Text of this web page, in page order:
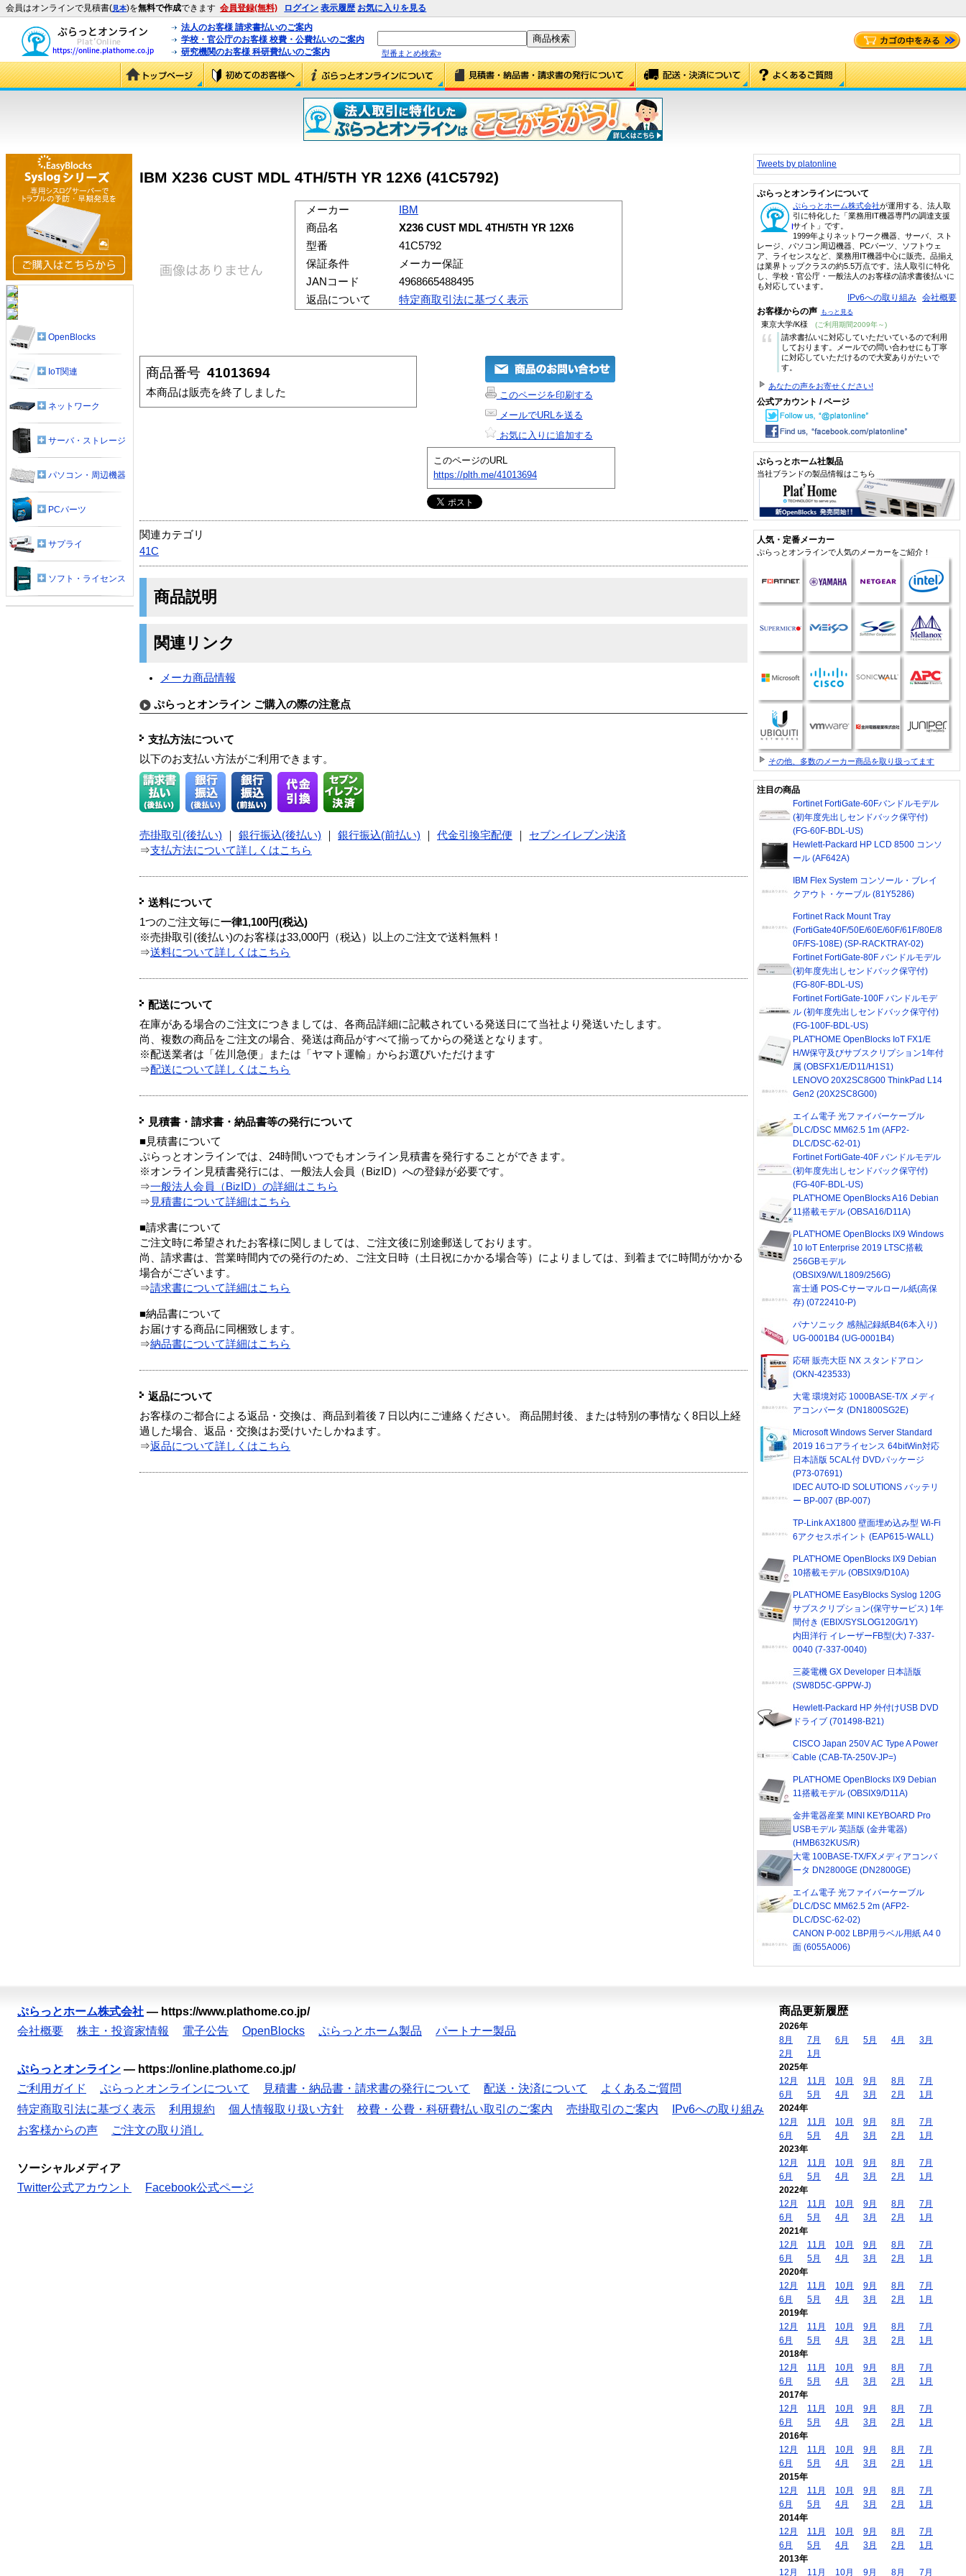
会員はオンラインで見積書(見本)を無料で作成できます 会員登録(無料) ログイン 表示履歴 お気に入りを見る
法人のお客様 請求書払いのご案内
学校・官公庁のお客様 校費・公費払いのご案内
研究機関のお客様 科研費払いのご案内
型番まとめ検索»
IBM X236 CUST MDL 4TH/5TH YR 12X6 (41C5792)
メーカー
IBM
商品名
X236 CUST MDL 4TH/5TH YR 12X6
型番
41C5792
保証条件
メーカー保証
JANコード
4968665488495
返品について
特定商取引法に基づく表示
商品番号 41013694
本商品は販売を終了しました
このページを印刷する
メールでURLを送る
お気に入りに追加する
このページのURL
https://plth.me/41013694
関連カテゴリ
41C
商品説明
関連リンク
メーカ商品情報
ぷらっとオンライン ご購入の際の注意点
支払方法について
以下のお支払い方法がご利用できます。
売掛取引(後払い) 銀行振込(後払い) 銀行振込(前払い) 代金引換宅配便
セブンイレブン決済
⇒支払方法について詳しくはこちら
送料について
1つのご注文毎に一律1,100円(税込)
※売掛取引(後払い)のお客様は33,000円（税込）以上のご注文で送料無料！
⇒送料について詳しくはこちら
配送について
在庫がある場合のご注文につきましては、各商品詳細に記載されている発送日にて当社より発送いたします。
尚、複数の商品をご注文の場合、発送は商品がすべて揃ってからの発送となります。
※配送業者は「佐川急便」または「ヤマト運輸」からお選びいただけます
⇒配送について詳しくはこちら
見積書・請求書・納品書等の発行について
■見積書について
ぷらっとオンラインでは、24時間いつでもオンライン見積書を発行することができます。
※オンライン見積書発行には、一般法人会員（BizID）への登録が必要です。
⇒一般法人会員（BizID）の詳細はこちら
⇒ 見積書について詳細はこちら
■請求書について
ご注文時に希望されたお客様に関しましては、ご注文後に別途郵送しております。
尚、請求書は、営業時間内での発行のため、ご注文日時（土日祝にかかる場合等）によりましては、到着までに時間がかかる
場合がございます。
⇒請求書について詳細はこちら
■納品書について
お届けする商品に同梱致します。
⇒納品書について詳細はこちら
返品について
お客様のご都合による返品・交換は、商品到着後７日以内にご連絡ください。 商品開封後、または特別の事情なく8日以上経
過した場合、返品・交換はお受けいたしかねます。
⇒返品について詳しくはこちら
OpenBlocks
IoT関連
ネットワーク
サーバ・ストレージ
パソコン・周辺機器
PCパーツ
サプライ
ソフト・ライセンス
Tweets by platonline
ぷらっとオンラインについて
ぷらっとホーム株式会社が運用する、法人取
引に特化した「業務用IT機器専門の調達支援
サイト」です。
1999年よりネットワーク機器、サーバ、スト
レージ、パソコン周辺機器、PCパーツ、ソフトウェ
ア、ライセンスなど、業務用IT機器中心に販売。品揃え
は業界トップクラスの約5.5万点です。法人取引に特化
し、学校・官公庁・一般法人のお客様の請求書後払いに
も対応しています。
IPv6への取り組み 会社概要
お客様からの声 もっと見る
東京大学/K様 (ご利用期間2009年～)
“
請求書払いに対応していただいているので利用
しております。メールでの問い合わせにも丁寧
に対応していただけるので大変ありがたいで
す。
あなたの声をお寄せください!
公式アカウント / ページ
ぷらっとホーム社製品
当社ブランドの製品情報はこちら
人気・定番メーカー
ぷらっとオンラインで人気のメーカーをご紹介！
その他、多数のメーカー商品を取り扱ってます
注目の商品
Fortinet FortiGate-60Fバンドルモデル
(初年度先出しセンドバック保守付)
(FG-60F-BDL-US)
Hewlett-Packard HP LCD 8500 コンソ
ール (AF642A)
IBM Flex System コンソール・ブレイ
クアウト・ケーブル (81Y5286)
Fortinet Rack Mount Tray
(FortiGate40F/50E/60E/60F/61F/80E/8
0F/FS-108E) (SP-RACKTRAY-02)
Fortinet FortiGate-80F バンドルモデル
(初年度先出しセンドバック保守付)
(FG-80F-BDL-US)
Fortinet FortiGate-100F バンドルモデ
ル (初年度先出しセンドバック保守付)
(FG-100F-BDL-US)
PLAT'HOME OpenBlocks IoT FX1/E
H/W保守及びサブスクリプション1年付
属 (OBSFX1/E/D11/H1S1)
LENOVO 20X2SC8G00 ThinkPad L14
Gen2 (20X2SC8G00)
エイム電子 光ファイバーケーブル
DLC/DSC MM62.5 1m (AFP2-
DLC/DSC-62-01)
Fortinet FortiGate-40F バンドルモデル
(初年度先出しセンドバック保守付)
(FG-40F-BDL-US)
PLAT'HOME OpenBlocks A16 Debian
11搭載モデル (OBSA16/D11A)
PLAT'HOME OpenBlocks IX9 Windows
10 IoT Enterprise 2019 LTSC搭載
256GBモデル
(OBSIX9/W/L1809/256G)
富士通 POS-Cサーマルロール紙(高保
存) (0722410-P)
パナソニック 感熱記録紙B4(6本入り)
UG-0001B4 (UG-0001B4)
応研 販売大臣 NX スタンドアロン
(OKN-423533)
大電 環境対応 1000BASE-T/X メディ
アコンバータ (DN1800SG2E)
Microsoft Windows Server Standard
2019 16コアライセンス 64bitWin対応
日本語版 5CAL付 DVDパッケージ
(P73-07691)
IDEC AUTO-ID SOLUTIONS バッテリ
ー BP-007 (BP-007)
TP-Link AX1800 壁面埋め込み型 Wi-Fi
6アクセスポイント (EAP615-WALL)
PLAT'HOME OpenBlocks IX9 Debian
10搭載モデル (OBSIX9/D10A)
PLAT'HOME EasyBlocks Syslog 120G
サブスクリプション(保守サービス) 1年
間付き (EBIX/SYSLOG120G/1Y)
内田洋行 イレーザーFB型(大) 7-337-
0040 (7-337-0040)
三菱電機 GX Developer 日本語版
(SW8D5C-GPPW-J)
Hewlett-Packard HP 外付けUSB DVD
ドライブ (701498-B21)
CISCO Japan 250V AC Type A Power
Cable (CAB-TA-250V-JP=)
PLAT'HOME OpenBlocks IX9 Debian
11搭載モデル (OBSIX9/D11A)
金井電器産業 MINI KEYBOARD Pro
USBモデル 英語版 (金井電器)
(HMB632KUS/R)
大電 100BASE-TX/FXメディアコンバ
ータ DN2800GE (DN2800GE)
エイム電子 光ファイバーケーブル
DLC/DSC MM62.5 2m (AFP2-
DLC/DSC-62-02)
CANON P-002 LBP用ラベル用紙 A4 0
面 (6055A006)
ぷらっとホーム株式会社 — https://www.plathome.co.jp/
会社概要
株主・投資家情報 電子公告 OpenBlocks ぷらっとホーム製品 パートナー製品
ぷらっとオンライン — https://online.plathome.co.jp/
ご利用ガイド
ぷらっとオンラインについて 見積書・納品書・請求書の発行について 配送・決済について
よくあるご質問
特定商取引法に基づく表示
利用規約 個人情報取り扱い方針 校費・公費・科研費払い取引のご案内 売掛取引のご案内
IPv6への取り組み
お客様からの声
ご注文の取り消し
ソーシャルメディア
Twitter公式アカウント
Facebook公式ページ
商品更新履歴
2026年
8月
7月 6月 5月 4月
3月
2月
1月
2025年
12月
11月 10月 9月 8月
7月
6月
5月 4月 3月 2月
1月
2024年
12月
11月 10月 9月 8月
7月
6月
5月 4月 3月 2月
1月
2023年
12月
11月 10月 9月 8月
7月
6月
5月 4月 3月 2月
1月
2022年
12月
11月 10月 9月 8月
7月
6月
5月 4月 3月 2月
1月
2021年
12月
11月 10月 9月 8月
7月
6月
5月 4月 3月 2月
1月
2020年
12月
11月 10月 9月 8月
7月
6月
5月 4月 3月 2月
1月
2019年
12月
11月 10月 9月 8月
7月
6月
5月 4月 3月 2月
1月
2018年
12月
11月 10月 9月 8月
7月
6月
5月 4月 3月 2月
1月
2017年
12月
11月 10月 9月 8月
7月
6月
5月 4月 3月 2月
1月
2016年
12月
11月 10月 9月 8月
7月
6月
5月 4月 3月 2月
1月
2015年
12月
11月 10月 9月 8月
7月
6月
5月 4月 3月 2月
1月
2014年
12月
11月 10月 9月 8月
7月
6月
5月 4月 3月 2月
1月
2013年
12月
11月 10月 9月 8月 7月